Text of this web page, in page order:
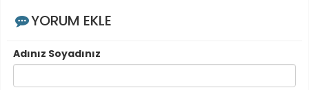
YORUM EKLE
Adınız Soyadınız